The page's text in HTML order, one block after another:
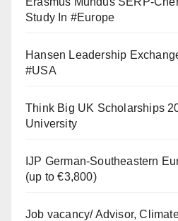
Study In #Europe
Hansen Leadership
#USA
Think Big UK Scholarships
University
IJP German-Southeastern
(up to €3,800)
Job vacancy/ Advisor,